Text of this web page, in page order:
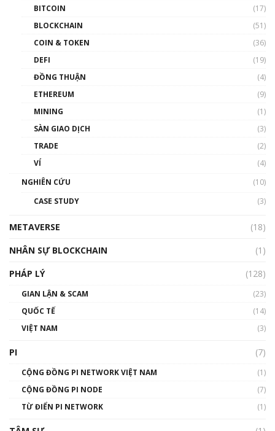
như thể nào?
00:39:31
Phổ cập Blockchain
thống & Crypto qua các cuộc chiến | Phổ cập
01:32:59
gió ấm
Talkshow 14: MemeCoin – Trò đùa tỷ đô
01:29:26
BITCOIN
(17)
BLOCKCHAIN
(51)
COIN & TOKEN
(36)
DEFI
(19)
ĐỒNG THUẬN
(4)
ETHEREUM
(9)
MINING
(1)
SÀN GIAO DỊCH
(3)
TRADE
(2)
VÍ
(4)
NGHIÊN CỨU
(10)
CASE STUDY
(3)
METAVERSE
(18)
NHÂN SỰ BLOCKCHAIN
(1)
PHÁP LÝ
(128)
GIAN LẬN & SCAM
(23)
QUỐC TẾ
(14)
VIỆT NAM
(3)
PI (7)
CỘNG ĐỒNG PI NETWORK VIỆT NAM
(1)
CỘNG ĐỒNG PI NODE
(7)
TỪ ĐIỂN PI NETWORK
(1)